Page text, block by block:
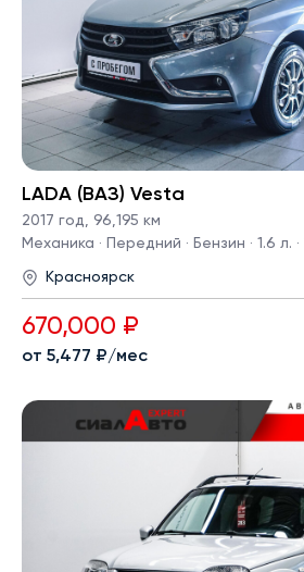
LADA (ВАЗ) Vesta
2017 год, 96,195 км
Механика · Передний · Бензин · 1.6 л. ·
Красноярск
670,000 ₽
от 5,477 ₽/мес